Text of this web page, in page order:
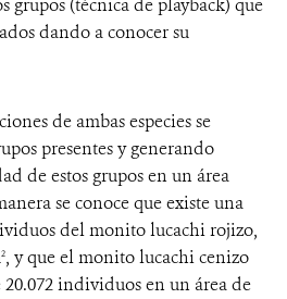
grupos (técnica de playback) que
dando a conocer su
de ambas especies se
presentes y generando
de estos grupos en un área
se conoce que existe una
del monito lucachi rojizo,
2, y que el monito lucachi cenizo
individuos en un área de